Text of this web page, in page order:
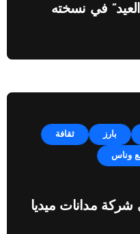
في نسخته
بارز ثقافة
وناس
مدانات ميديا